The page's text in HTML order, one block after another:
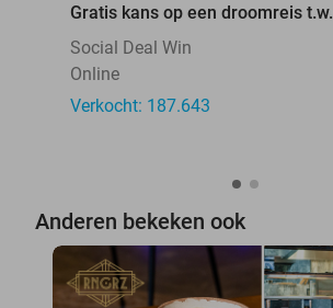
Gratis kans op een droomreis
Social Deal Win
Online
Verkocht: 187.643
Anderen bekeken ook